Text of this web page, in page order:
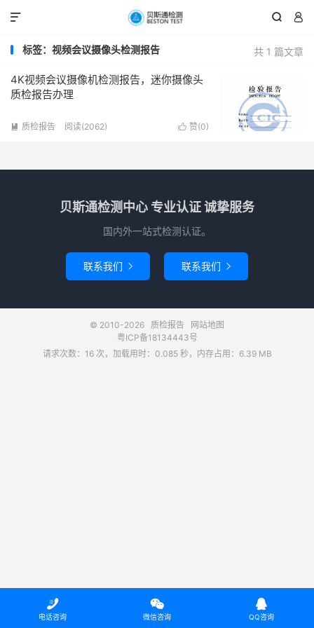
 

共 1 篇文章
标签：视频会议摄像头检测报告
4K视频会议摄像机检测报告，迷你摄像头
质检报告办理
 赞(0)
 质检报告 阅读(2062)
贝斯通检测中心 专业认证 诚挚服务
国内外一站式检测认证。
联系我们  联系我们 
© 2010-2026 质检报告
网站地图
粤ICP备18134443号
请求次数：16 次，加载用时：0.085 秒，内存占用：6.39 MB

电话咨询

微信咨询

QQ咨询